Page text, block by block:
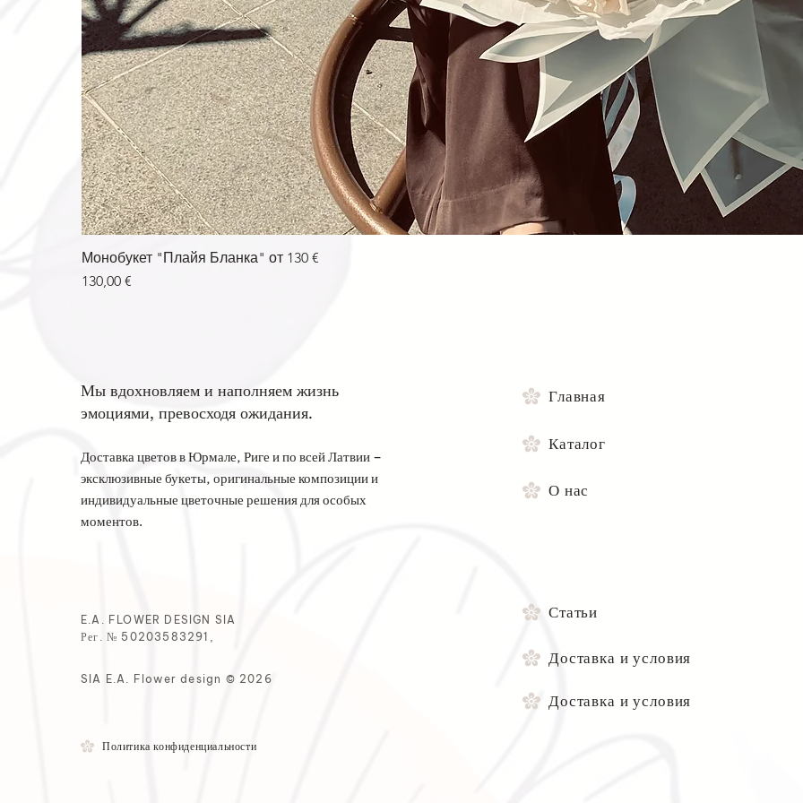
Монобукет "Плайя Бланка" от 130 €
Цена
130,00 €
Мы вдохновляем и наполняем жизнь
эмоциями, превосходя ожидания.
Доставка цветов в Юрмале, Риге и по всей Латвии –
эксклюзивные букеты, оригинальные композиции и
индивидуальные цветочные решения для особых
моментов.
E.A. FLOWER DESIGN SIA
Рег. № 50203583291,
SIA E.A. Flower design © 2026
Политика конфиденциальности
Главная
Каталог
О нас
Статьи
Доставка и условия
Доставка и условия